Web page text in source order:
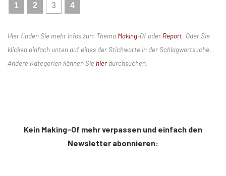
1 2 3 4
Hier finden Sie mehr Infos zum Thema Making-Of oder Report. Oder Sie
klicken einfach unten auf eines der Stichworte in der Schlagwortsuche.
Andere Kategorien können Sie hier durchsuchen.
Kein Making-Of mehr verpassen und einfach den
Newsletter abonnieren: